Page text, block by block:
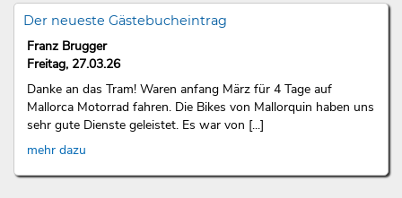
Der neueste Gästebucheintrag
Franz Brugger
Freitag, 27.03.26
Danke an das Tram! Waren anfang März für 4 Tage auf
Mallorca Motorrad fahren. Die Bikes von Mallorquin haben uns
sehr gute Dienste geleistet. Es war von [...]
mehr dazu